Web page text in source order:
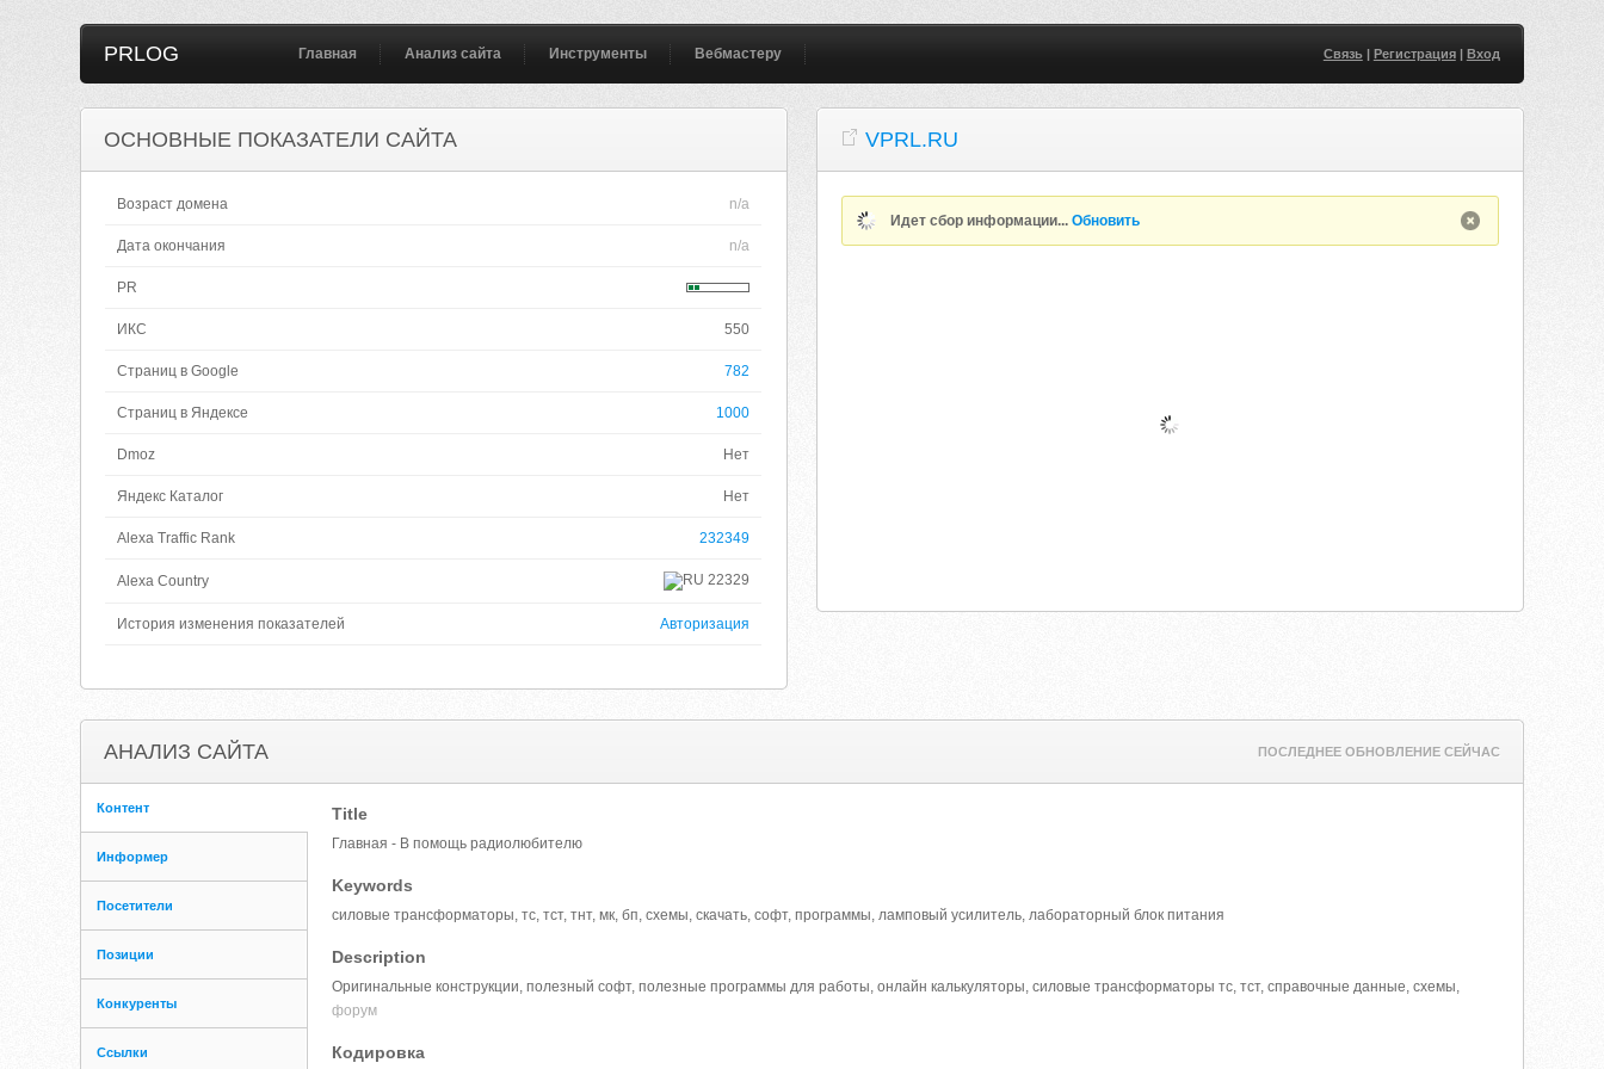
PRLOG Главная Анализ сайта Инструменты Вебмастеру Связь| Регистрация| Вход
ОСНОВНЫЕ ПОКАЗАТЕЛИ САЙТА
Возраст домена n/a
Дата окончания n/a
PR
ИКС 550
Страниц в Google 782
Страниц в Яндексе 1000
Dmoz Нет
Яндекс Каталог Нет
Alexa Traffic Rank 232349
Alexa Country 22329
История изменения показателей Авторизация
VPRL.RU
Идет сбор информации...Обновить
АНАЛИЗ САЙТА ПОСЛЕДНЕЕ ОБНОВЛЕНИЕ СЕЙЧАС
Контент
Информер
Посетители
Позиции
Конкуренты
Ссылки
Title
Главная - В помощь радиолюбителю
Keywords
силовые трансформаторы, тс, тст, тнт, мк, бп, схемы, скачать, софт, программы, ламповый усилитель, лабораторный блок питания
Description
Оригинальные конструкции, полезный софт, полезные программы для работы, онлайн калькуляторы, силовые трансформаторы тс, тст, справочные данные, схемы,
форум
Кодировка